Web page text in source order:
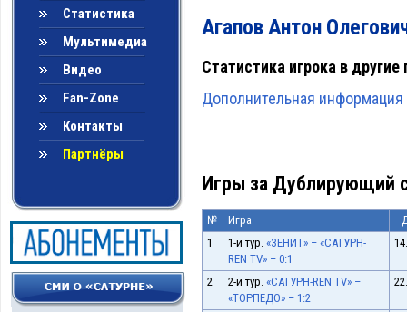
Статистика
Мультимедиа
Видео
Fan-Zone
Контакты
Партнёры
Агапов Антон
Статистика игрока в другие
Дополнительная информация
Игры за Дублирующий
№ Игра
1
1-й тур. «ЗЕНИТ» – «САТУРН-
REN TV» – 0:1
2 2-й тур. «САТУРН-REN TV» –
«ТОРПЕДО» – 1:2